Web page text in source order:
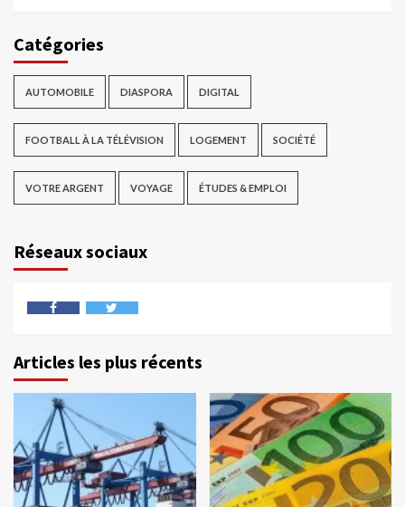
Catégories
AUTOMOBILE DIASPORA DIGITAL
FOOTBALL À LA TÉLÉVISION LOGEMENT SOCIÉTÉ
VOTRE ARGENT VOYAGE ÉTUDES & EMPLOI
Réseaux sociaux
Articles les plus récents